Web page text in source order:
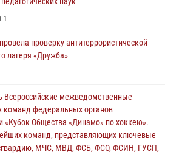
окружной этап ежегодного
охраны Росгвардии, Псковские
победу
на службу в подразделениях
1
проверку антитеррористической
лагеря «Дружба»
Всероссийские межведомственные
команд федеральных органов
«Кубок Общества «Динамо» по хоккею».
команд, представляющих ключевые
МЧС, МВД, ФСБ, ФСО, ФСИН, ГУСП,